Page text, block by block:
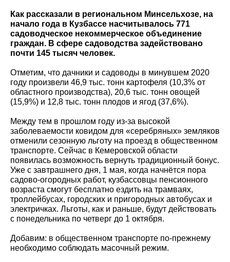
Как рассказали в региональном Минсельхозе, на
начало года в Кузбассе насчитывалось 771
садоводческое некоммерческое объединение
граждан. В сфере садоводства задействовано
почти 145 тысяч человек.
Отметим, что дачники и садоводы в минувшем 2020
году произвели 46,9 тыс. тонн картофеля (10,3% от
областного производства), 20,6 тыс. тонн овощей
(15,9%) и 12,8 тыс. тонн плодов и ягод (37,6%).
Между тем в прошлом году из-за высокой
заболеваемости ковидом для «серебряных» земляков
отменили сезонную льготу на проезд в общественном
транспорте. Сейчас в Кемеровской области
появилась возможность вернуть традиционный бонус.
Уже с завтрашнего дня, 1 мая, когда начнётся пора
садово-огородных работ, кузбассовцы пенсионного
возраста смогут бесплатно ездить на трамваях,
троллейбусах, городских и пригородных автобусах и
электричках. Льготы, как и раньше, будут действовать
с понедельника по четверг до 1 октября.
Добавим: в общественном транспорте по-прежнему
необходимо соблюдать масочный режим.